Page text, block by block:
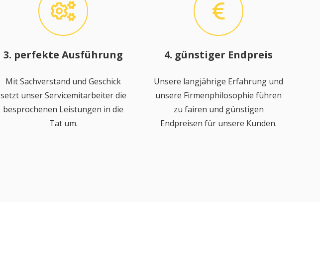
3. perfekte Ausführung
Mit Sachverstand und Geschick
setzt unser Servicemitarbeiter die
besprochenen Leistungen in die
Tat um.
4. günstiger Endpreis
Unsere langjährige Erfahrung und
unsere Firmenphilosophie führen
zu fairen und günstigen
Endpreisen für unsere Kunden.